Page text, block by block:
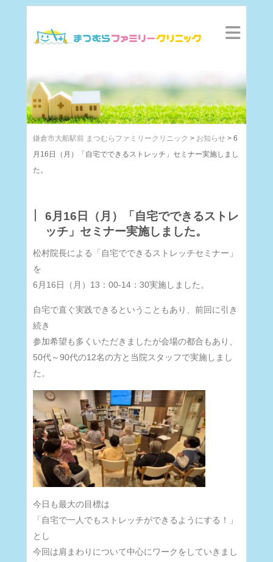
鎌倉市大船駅前 まつむらファミリークリニック > お知らせ > 6
月16日（月）「自宅でできるストレッチ」セミナー実施しまし
た。
6月16日（月）「自宅でできるストレ
ッチ」セミナー実施しました。
松村院長による「自宅でできるストレッチセミナー」
を
6月16日（月）13：00-14：30実施しました。
自宅で直ぐ実践できるということもあり、前回に引き
続き
参加希望も多くいただきましたが会場の都合もあり、
50代～90代の12名の方と当院スタッフで実施しまし
た。
今日も最大の目標は
「自宅で一人でもストレッチができるようにする！」
とし
今回は肩まわりについて中心にワークをしていきまし